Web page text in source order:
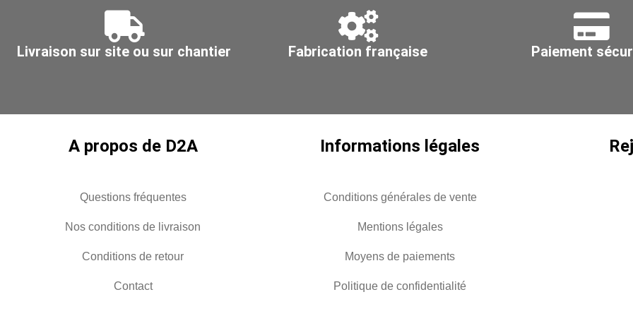
Livraison sur site ou sur chantier Fabrication française Paiement
A propos de D2A
Questions fréquentes
Nos conditions de livraison
Conditions de retour
Contact
Informations légales
Conditions générales de vente
Mentions légales
Moyens de paiements
Politique de confidentialité